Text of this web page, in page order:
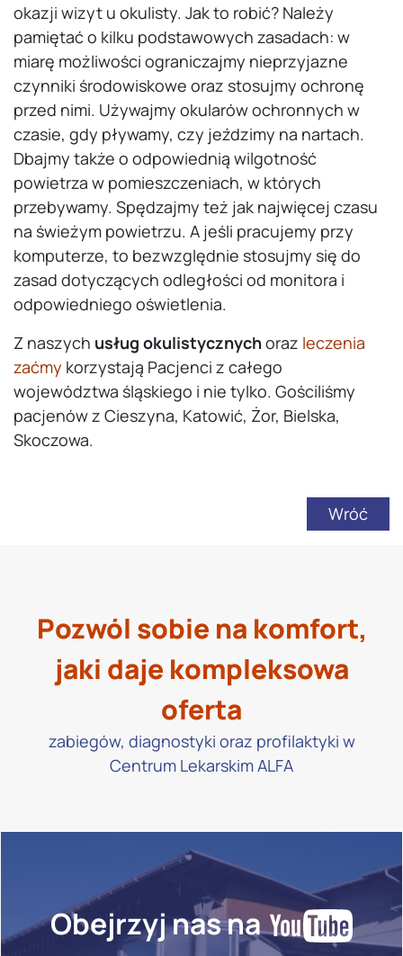
okazji wizyt u okulisty. Jak to robić? Należy
pamiętać o kilku podstawowych zasadach: w
miarę możliwości ograniczajmy nieprzyjazne
czynniki środowiskowe oraz stosujmy ochronę
przed nimi. Używajmy okularów ochronnych w
czasie, gdy pływamy, czy jeździmy na nartach.
Dbajmy także o odpowiednią wilgotność
powietrza w pomieszczeniach, w których
przebywamy. Spędzajmy też jak najwięcej czasu
na świeżym powietrzu. A jeśli pracujemy przy
komputerze, to bezwzględnie stosujmy się do
zasad dotyczących odległości od monitora i
odpowiedniego oświetlenia.
Z naszych usług okulistycznychoraz leczenia
zaćmy korzystają Pacjenci z całego
województwa śląskiego i nie tylko. Gościliśmy
pacjenów z Cieszyna, Katowić, Żor, Bielska,
Skoczowa.
Wróć
Pozwól sobie na komfort,
jaki daje kompleksowa
oferta
zabiegów, diagnostyki oraz profilaktyki w
Centrum Lekarskim ALFA
Obejrzyj nas na